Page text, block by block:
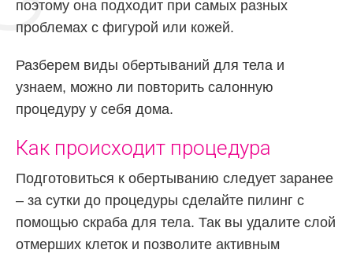
поэтому она подходит при самых разных
проблемах с фигурой или кожей.
Разберем виды обертываний для тела и
узнаем, можно ли повторить салонную
процедуру у себя дома.
Как происходит процедура
Подготовиться к обертыванию следует заранее
– за сутки до процедуры сделайте пилинг с
помощью скраба для тела. Так вы удалите слой
отмерших клеток и позволите активным